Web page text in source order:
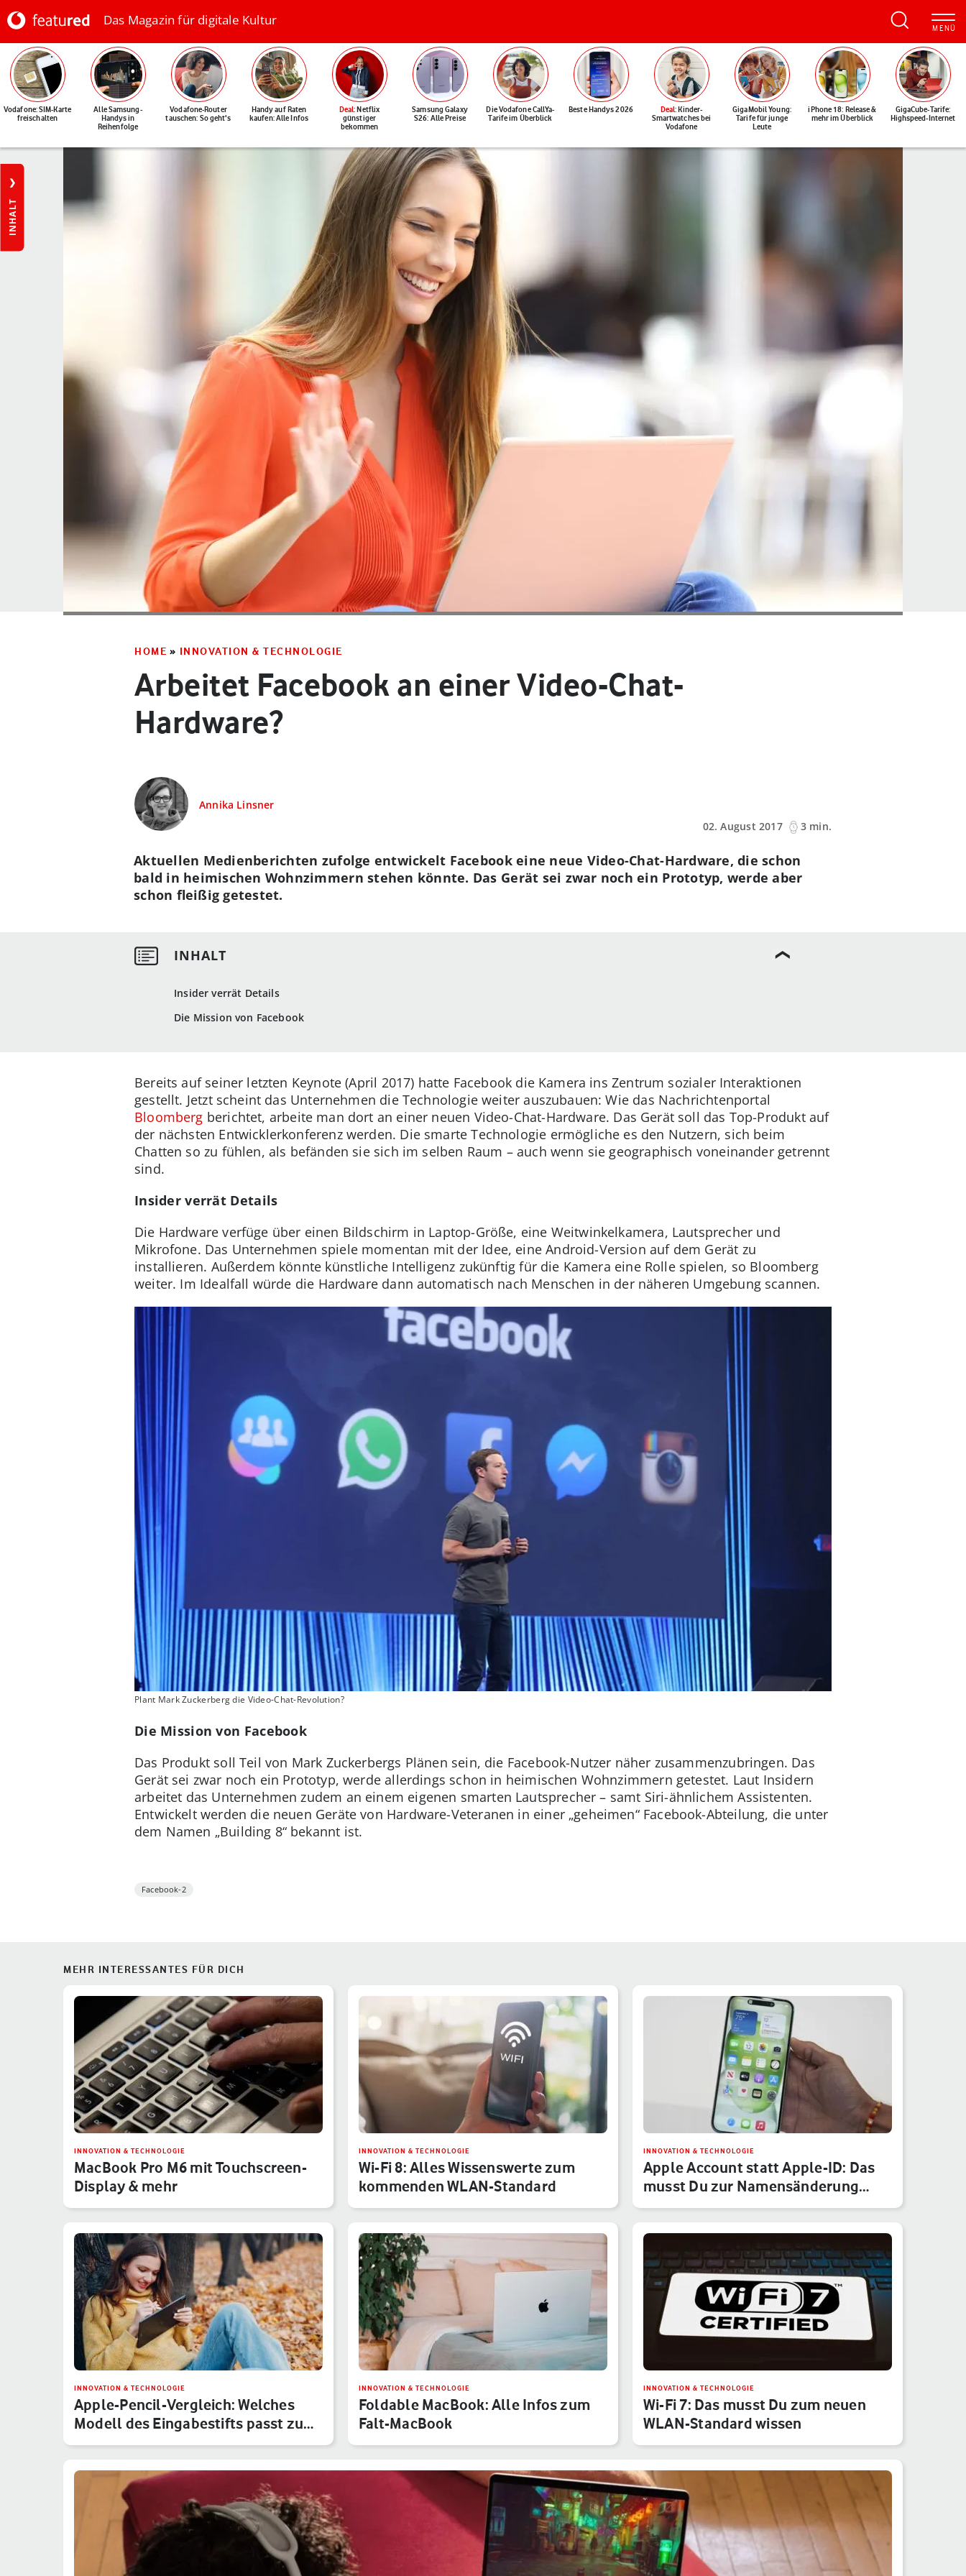
Das Magazin für digitale Kultur
Vodafone: SIM-Karte
freischalten
Alle Samsung-
Handys in
Reihenfolge
Vodafone-Router
tauschen: So geht's
Handy auf Raten
kaufen: Alle Infos
Deal: Netflix
günstiger
bekommen
Samsung Galaxy
S26: Alle Preise
Die Vodafone CallYa-
Tarife im Überblick
Beste Handys 2026 Deal: Kinder-
Smartwatches bei
Vodafone
GigaMobil Young:
Tarife für junge
Leute
iPhone 18: Release &
mehr im Überblick
GigaCube-Tarife:
Highspeed-Internet
INHALT
HOME » INNOVATION & TECHNOLOGIE
Arbeitet Facebook an einer Video-Chat-
Hardware?
Annika Linsner
02. August 2017
3 min.
Insider verrät Details
Die Mission von Facebook
Aktuellen Medienberichten zufolge entwickelt Facebook eine neue Video-Chat-Hardware, die schon
bald in heimischen Wohnzimmern stehen könnte. Das Gerät sei zwar noch ein Prototyp, werde aber
schon fleißig getestet.
Bereits auf seiner letzten Keynote (April 2017) hatte Facebook die Kamera ins Zentrum sozialer Interaktionen
gestellt. Jetzt scheint das Unternehmen die Technologie weiter auszubauen: Wie das Nachrichtenportal
Bloomberg berichtet, arbeite man dort an einer neuen Video-Chat-Hardware. Das Gerät soll das Top-Produkt auf
der nächsten Entwicklerkonferenz werden. Die smarte Technologie ermögliche es den Nutzern, sich beim
Chatten so zu fühlen, als befänden sie sich im selben Raum – auch wenn sie geographisch voneinander getrennt
sind.
Insider verrät Details
Die Hardware verfüge über einen Bildschirm in Laptop-Größe, eine Weitwinkelkamera, Lautsprecher und
Mikrofone. Das Unternehmen spiele momentan mit der Idee, eine Android-Version auf dem Gerät zu
installieren. Außerdem könnte künstliche Intelligenz zukünftig für die Kamera eine Rolle spielen, so Bloomberg
weiter. Im Idealfall würde die Hardware dann automatisch nach Menschen in der näheren Umgebung scannen.
Plant Mark Zuckerberg die Video-Chat-Revolution?
Die Mission von Facebook
Das Produkt soll Teil von Mark Zuckerbergs Plänen sein, die Facebook-Nutzer näher zusammenzubringen. Das
Gerät sei zwar noch ein Prototyp, werde allerdings schon in heimischen Wohnzimmern getestet. Laut Insidern
arbeitet das Unternehmen zudem an einem eigenen smarten Lautsprecher – samt Siri-ähnlichem Assistenten.
Entwickelt werden die neuen Geräte von Hardware-Veteranen in einer „geheimen“ Facebook-Abteilung, die unter
dem Namen „Building 8“ bekannt ist.
Facebook-2
MEHR INTERESSANTES FÜR DICH
INNOVATION & TECHNOLOGIE
MacBook Pro M6 mit Touchscreen-
Display & mehr
INNOVATION & TECHNOLOGIE
Wi-Fi 8: Alles Wissenswerte zum
kommenden WLAN-Standard
INNOVATION & TECHNOLOGIE
Apple Account statt Apple-ID: Das
musst Du zur Namensänderung
wis…
INNOVATION & TECHNOLOGIE
Apple-Pencil-Vergleich: Welches
Modell des Eingabestifts passt zu…
INNOVATION & TECHNOLOGIE
Foldable MacBook: Alle Infos zum
Falt-MacBook
INNOVATION & TECHNOLOGIE
Wi-Fi 7: Das musst Du zum neuen
WLAN-Standard wissen